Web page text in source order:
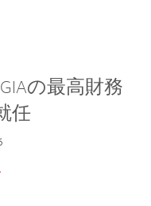
の最高財務
任